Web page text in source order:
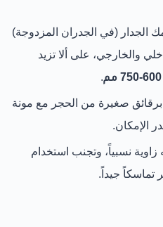
(في الجدران المزدوجة)
والخارجي، على ألا تزيد
600-750 مم .
برقائق صغيرة من الحجر مع مونة
الإمكان.
نسبياً، وتجنب استخدام
تماسكاً جيداً.